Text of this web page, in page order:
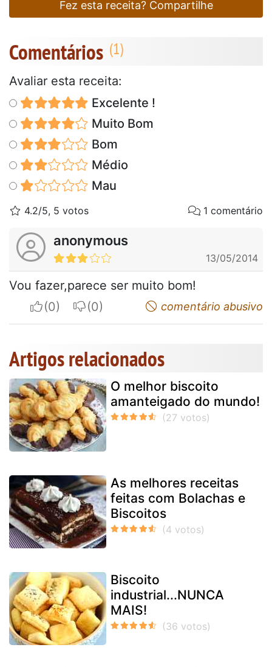
Fez esta receita? Compartilhe
Comentários
Avaliar esta receita:
Excelente !
Muito Bom
Bom
Médio
Mau
4.2/5, 5 votos 1 comentário
anonymous
13/05/2014
Vou fazer,parece ser muito bom!
I apreciateI do not appreciatecomentário abusivo
Artigos relacionados
O melhor biscoito
amanteigado do mundo!
As melhores receitas
feitas com Bolachas e
Biscoitos
Biscoito
industrial...NUNCA
MAIS!